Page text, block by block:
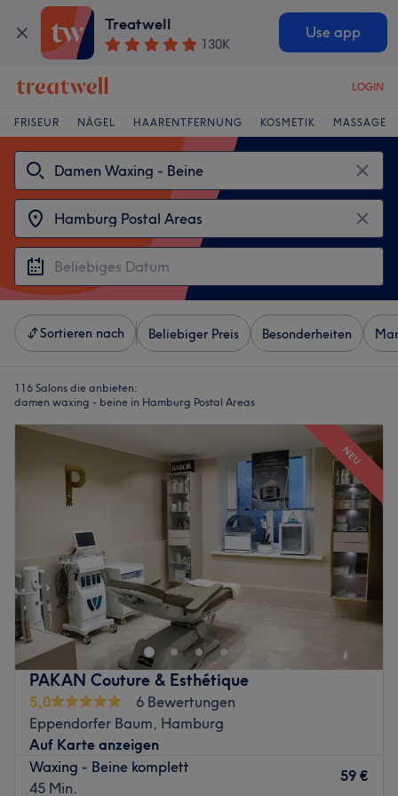
Treatwell
130K
Use app
LOGIN
FRISEUR NÄGEL HAARENTFERNUNG KOSMETIK MASSAGE
Sortieren nach Beliebiger Preis Besonderheiten
116 Salons die anbieten:
damen waxing - beine in Hamburg Postal Areas
NEU
PAKAN Couture & Esthétique
5,0
6 Bewertungen
Eppendorfer Baum, Hamburg
Auf Karte anzeigen
Waxing - Beine komplett
45 Min.
59 €